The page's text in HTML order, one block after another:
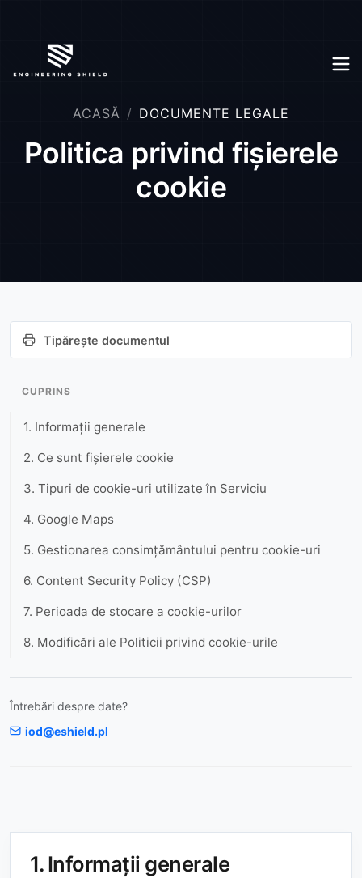
ACASĂ DOCUMENTE LEGALE
Politica privind fișierele
cookie
Tipărește documentul
CUPRINS
1. Informații generale
2. Ce sunt fișierele cookie
3. Tipuri de cookie-uri utilizate în Serviciu
4. Google Maps
5. Gestionarea consimțământului pentru cookie-uri
6. Content Security Policy (CSP)
7. Perioada de stocare a cookie-urilor
8. Modificări ale Politicii privind cookie-urile
Întrebări despre date?
iod@eshield.pl
1. Informații generale